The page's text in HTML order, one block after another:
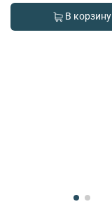
В корзину